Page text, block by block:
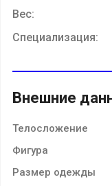
Вес:
Специализация:
Внешние
Телосложение
Фигура
Размер одежды